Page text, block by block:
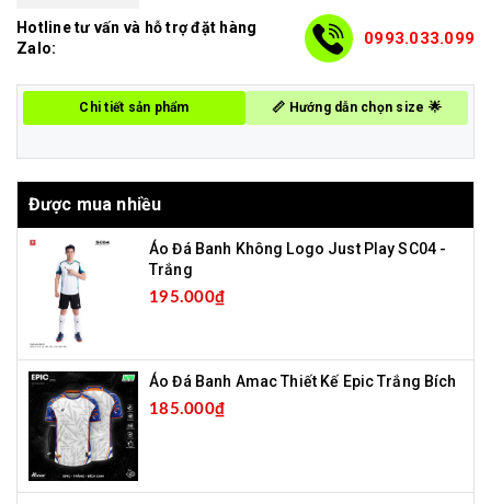
Hotline tư vấn và hỗ trợ đặt hàng
Zalo:
0993.033.099
Chi tiết sản phẩm 📏 Hướng dẫn chọn size 🌟
Được mua nhiều
Áo Đá Banh Không Logo Just Play SC04 -
Trắng
195.000₫
Áo Đá Banh Amac Thiết Kế Epic Trắng Bích
185.000₫